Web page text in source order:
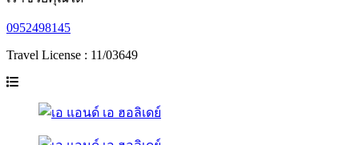
0952498145
Travel License : 11/03649